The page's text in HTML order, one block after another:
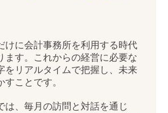
けに会計事務所を利用する時代
ます。これからの経営に必要な
をリアルタイムで把握し、未来
ことです。
は、毎月の訪問と対話を通じ